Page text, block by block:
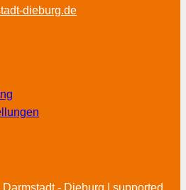
dieburg.de
- Dieburg | supported